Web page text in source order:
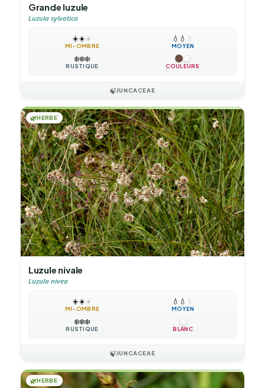
Grande luzule
Luzula sylvatica
☀️☀️☀️
MI-OMBRE
💧 💧 💧
MOYEN
❄️❄️❄️
RUSTIQUE COULEURS
🍃JUNCACEAE
🌿HERBE
Luzule nivale
Luzula nivea
☀️☀️☀️
MI-OMBRE
💧 💧 💧
MOYEN
❄️❄️❄️
RUSTIQUE BLANC
🍃JUNCACEAE
🌿HERBE